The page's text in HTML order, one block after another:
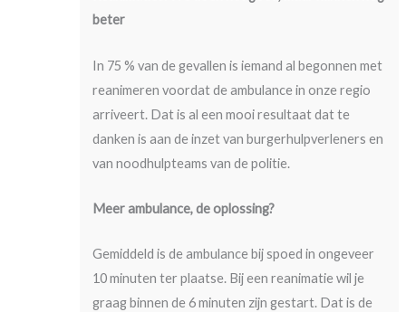
beter
In 75 % van de gevallen is iemand al begonnen met
reanimeren voordat de ambulance in onze regio
arriveert. Dat is al een mooi resultaat dat te
danken is aan de inzet van burgerhulpverleners en
van noodhulpteams van de politie.
Meer ambulance, de oplossing?
Gemiddeld is de ambulance bij spoed in ongeveer
10 minuten ter plaatse. Bij een reanimatie wil je
graag binnen de 6 minuten zijn gestart. Dat is de